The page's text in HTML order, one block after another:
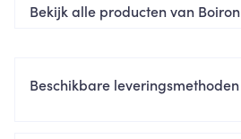
Bekijk alle producten van Boiron
Beschikbare leveringsmethoden